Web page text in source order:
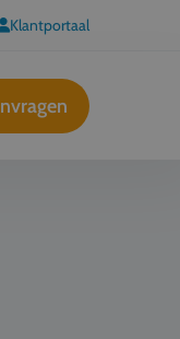
Klantportaal